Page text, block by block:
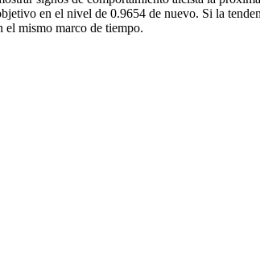
en el nivel de 0.9654 de nuevo. Si la
el mismo marco de tiempo.